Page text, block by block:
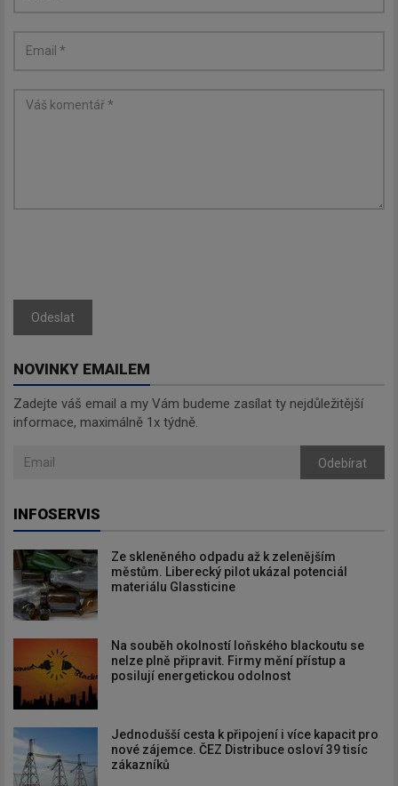
Odeslat
NOVINKY EMAILEM
Zadejte váš email a my Vám budeme zasílat ty nejdůležitější
informace, maximálně 1x týdně.
Odebírat
INFOSERVIS
Ze skleněného odpadu až k zelenějším
městům. Liberecký pilot ukázal potenciál
materiálu Glassticine
Na souběh okolností loňského blackoutu se
nelze plně připravit. Firmy mění přístup a
posilují energetickou odolnost
Jednodušší cesta k připojení i více kapacit pro
nové zájemce. ČEZ Distribuce osloví 39 tisíc
zákazníků